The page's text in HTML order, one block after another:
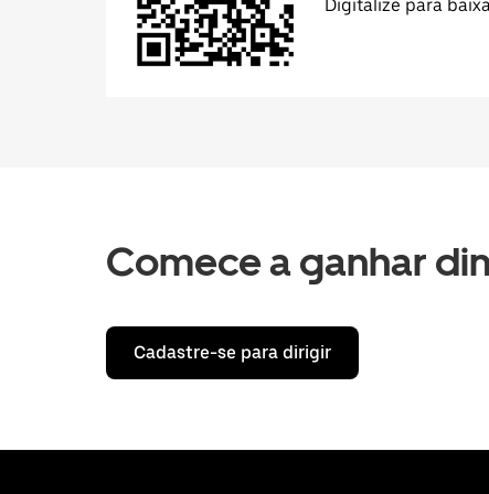
Digitalize para
Comece a ganhar
Cadastre-se para dirigir